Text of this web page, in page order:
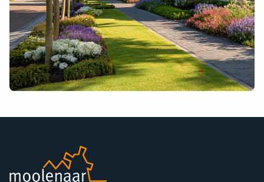
Moolenaar logo